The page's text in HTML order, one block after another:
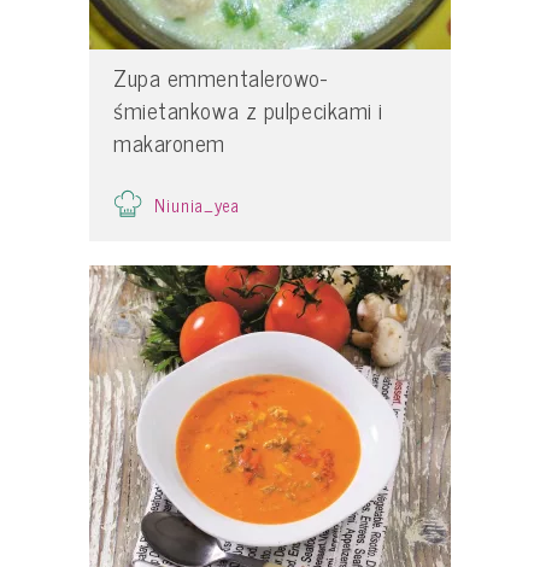
Zupa emmentalerowo-
śmietankowa z pulpecikami i
makaronem
Niunia_yea